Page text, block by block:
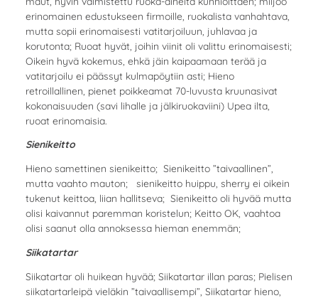
erinomainen edustukseen firmoille, ruokalista vanhahtava,
mutta sopii erinomaisesti vatitarjoiluun, juhlavaa ja
korutonta; Ruoat hyvät, joihin viinit oli valittu erinomaisesti;
Oikein hyvä kokemus, ehkä jäin kaipaamaan terää ja
vatitarjoilu ei päässyt kulmapöytiin asti; Hieno
retroillallinen, pienet poikkeamat 70-luvusta kruunasivat
kokonaisuuden (savi lihalle ja jälkiruokaviini) Upea ilta,
ruoat erinomaisia.
Sienikeitto
Hieno samettinen sienikeitto; Sienikeitto ”taivaallinen”,
mutta vaahto mauton; sienikeitto huippu, sherry ei oikein
tukenut keittoa, liian hallitseva; Sienikeitto oli hyvää mutta
olisi kaivannut paremman koristelun; Keitto OK, vaahtoa
olisi saanut olla annoksessa hieman enemmän;
Siikatartar
Siikatartar oli huikean hyvää; Siikatartar illan paras; Pielisen
siikatartarleipä vieläkin ”taivaallisempi”, Siikatartar hieno,